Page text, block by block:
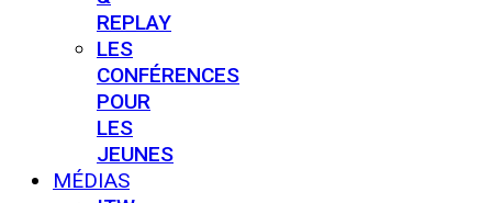
REPLAY
LES
CONFÉRENCES
POUR
LES
JEUNES
MÉDIAS